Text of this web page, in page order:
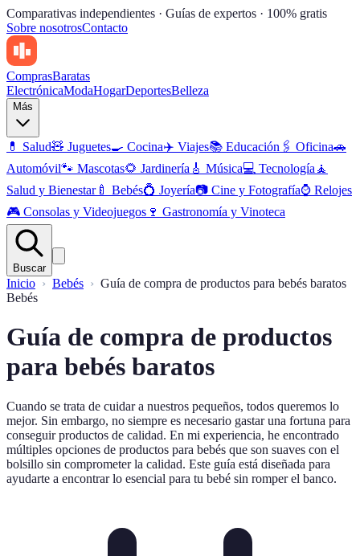
Comparativas independientes · Guías de expertos · 100% gratis
Sobre nosotrosContacto
ComprasBaratas
ElectrónicaModaHogarDeportesBelleza
Más
💊 Salud🧸 Juguetes🍳 Cocina✈️ Viajes📚 Educación 🖇️ Oficina🚗
Automóvil🐾 Mascotas🌻 Jardinería 🎸 Música💻 Tecnología 🧘
Salud y Bienestar🍼 Bebés💍 Joyería📷 Cine y Fotografía⌚ Relojes
🎮 Consolas y Videojuegos 🍷 Gastronomía y Vinoteca
Buscar
Inicio Bebés
Guía de compra de productos para bebés baratos
Bebés
Guía de compra de productos
para bebés baratos
Cuando se trata de cuidar a nuestros pequeños, todos queremos lo
mejor. Sin embargo, no siempre es necesario gastar una fortuna para
conseguir productos de calidad. En mi experiencia, he encontrado
múltiples opciones de productos para bebés que son suaves con el
bolsillo sin comprometer la calidad. Este guía está diseñada para
ayudarte a encontrar lo esencial para tu bebé sin romper el banco.